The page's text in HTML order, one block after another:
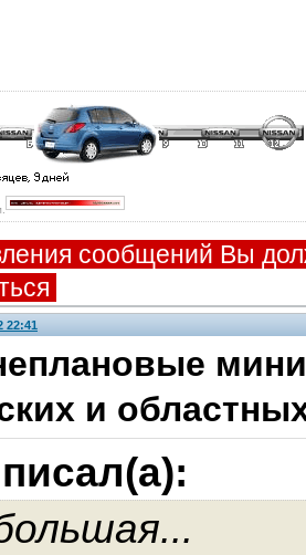
сообщений Вы
22:41
и